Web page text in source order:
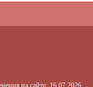
на сайте: 16.07.2026